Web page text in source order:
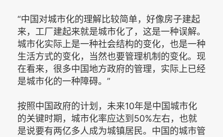
“中国对城市化的理解比较简单，好像房子建起
来，工厂建起来就是城市化了，这是一种误解。
城市化实际上是一种社会结构的变化，也是一种
生活方式的变化，当然也要管理机制的变化。现
在看来，很多中国地方政府的管理，实际上已经
是城市化的一种障碍。”
按照中国政府的计划，未来10年是中国城市化
的关键时期，城市化率应达到50%左右，也就
是说要有两亿多人成为城镇居民。中国的城市管